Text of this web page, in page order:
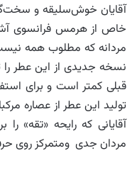
آقایان خوش‌سلیقه و
خاص از هرمس فرانسوی
مردانه که مطلوب همه
نسخه جدیدی از این عطر را
قبلی کمتر است و برای
تولید این عطر از عصاره
آقایانی که رایحه «تقه»
مردان جدی ومتمرکز روی